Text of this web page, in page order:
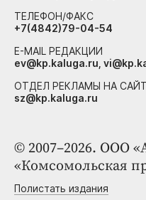
© 2007–2026. ООО
«Комсомольская
Полистать издания
ТЕЛЕФОН/ФАКС
+7(4842)79-04-54
E-MAIL РЕДАКЦИИ
ev@kp.kaluga.ru,
ОТДЕЛ РЕКЛАМЫ НА
sz@kp.kaluga.ru